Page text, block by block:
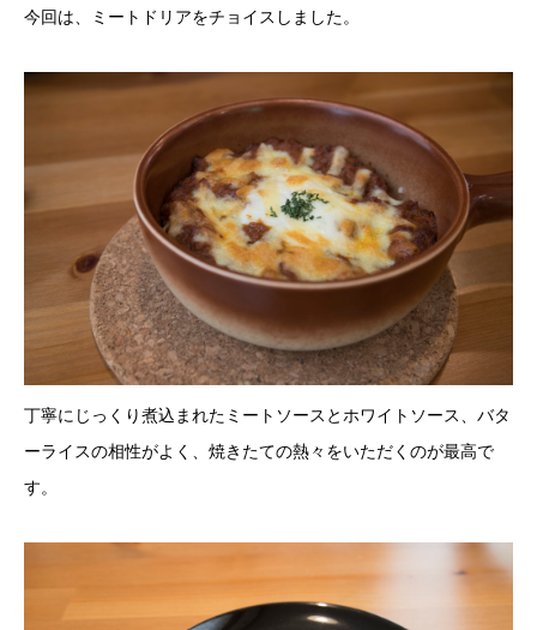
今回は、ミートドリアをチョイスしました。
丁寧にじっくり煮込まれたミートソースとホワイトソース、バタ
ーライスの相性がよく、焼きたての熱々をいただくのが最高で
す。